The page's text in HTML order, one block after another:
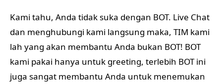
Kami tahu, Anda tidak suka dengan BOT. Live Chat
dan menghubungi kami langsung maka, TIM kami
lah yang akan membantu Anda bukan BOT! BOT
kami pakai hanya untuk greeting, terlebih BOT ini
juga sangat membantu Anda untuk menemukan